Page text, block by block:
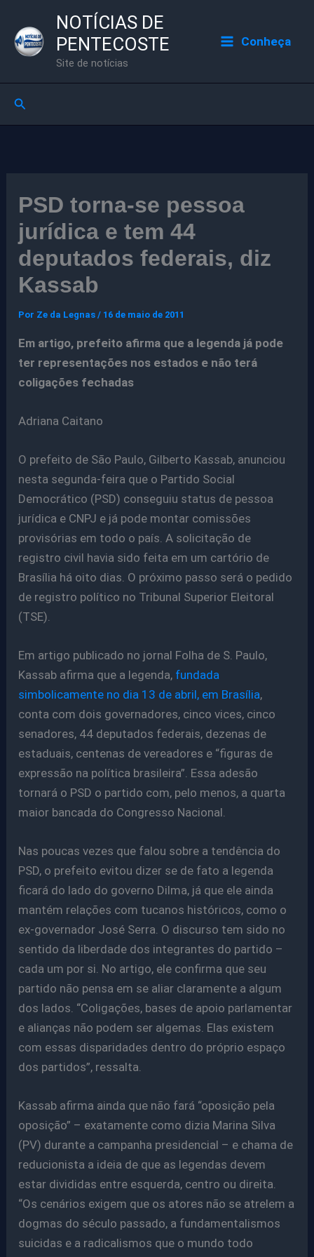
para
NOTÍCIAS DE
PENTECOSTE
Site de notícias
Conheça
Pesquisar
PSD torna-se pessoa
jurídica e tem 44
deputados federais, diz
Kassab
Por Ze da Legnas/ 16 de maio de 2011
Em artigo, prefeito afirma que a legenda já pode
ter representações nos estados e não terá
coligações fechadas
Adriana Caitano
O prefeito de São Paulo, Gilberto Kassab, anunciou
nesta segunda-feira que o Partido Social
Democrático (PSD) conseguiu status de pessoa
jurídica e CNPJ e já pode montar comissões
provisórias em todo o país. A solicitação de
registro civil havia sido feita em um cartório de
Brasília há oito dias. O próximo passo será o pedido
de registro político no Tribunal Superior Eleitoral
(TSE).
Em artigo publicado no jornal Folha de S. Paulo,
Kassab afirma que a legenda, fundada
simbolicamente no dia 13 de abril, em Brasília,
conta com dois governadores, cinco vices, cinco
senadores, 44 deputados federais, dezenas de
estaduais, centenas de vereadores e “figuras de
expressão na política brasileira”. Essa adesão
tornará o PSD o partido com, pelo menos, a quarta
maior bancada do Congresso Nacional.
Nas poucas vezes que falou sobre a tendência do
PSD, o prefeito evitou dizer se de fato a legenda
ficará do lado do governo Dilma, já que ele ainda
mantém relações com tucanos históricos, como o
ex-governador José Serra. O discurso tem sido no
sentido da liberdade dos integrantes do partido –
cada um por si. No artigo, ele confirma que seu
partido não pensa em se aliar claramente a algum
dos lados. “Coligações, bases de apoio parlamentar
e alianças não podem ser algemas. Elas existem
com essas disparidades dentro do próprio espaço
dos partidos”, ressalta.
Kassab afirma ainda que não fará “oposição pela
oposição” – exatamente como dizia Marina Silva
(PV) durante a campanha presidencial – e chama de
reducionista a ideia de que as legendas devem
estar divididas entre esquerda, centro ou direita.
“Os cenários exigem que os atores não se atrelem a
dogmas do século passado, a fundamentalismos
suicidas e a radicalismos que o mundo todo